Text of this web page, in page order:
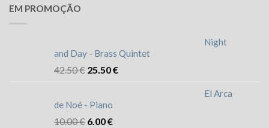
EM PROMOÇÃO
Night
and Day - Brass Quintet
42.50€ 25.50€
El Arca
de Noé - Piano
10.00€ 6.00€